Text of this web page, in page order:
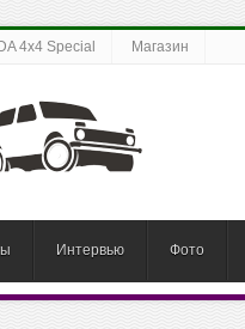
4x4 Special Магазин
Интервью Фото